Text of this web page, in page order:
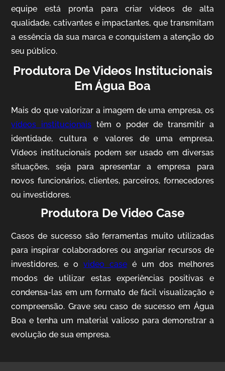
Mosaic
equipe está pronta para criar vídeos de alta
qualidade, cativantes e impactantes, que transmitam
a essência da sua marca e conquistem a atenção do
seu público.
Produtora De Videos Institucionais
Em Água Boa
Mais do que valorizar a imagem de uma empresa, os
vídeos institucionais têm o poder de transmitir a
identidade, cultura e valores de uma empresa.
Vídeos institucionais podem ser usado em diversas
situações, seja para apresentar a empresa para
novos funcionários, clientes, parceiros, fornecedores
ou investidores.
Produtora De Video Case
Casos de sucesso são ferramentas muito utilizadas
para inspirar colaboradores ou angariar recursos de
investidores, e ovideo case é um dos melhores
modos de utilizar estas experiências positivas e
condensa-las em um formato de fácil visualização e
compreensão. Grave seu caso de sucesso em Água
Boa e tenha um material valioso para demonstrar a
evolução de sua empresa.